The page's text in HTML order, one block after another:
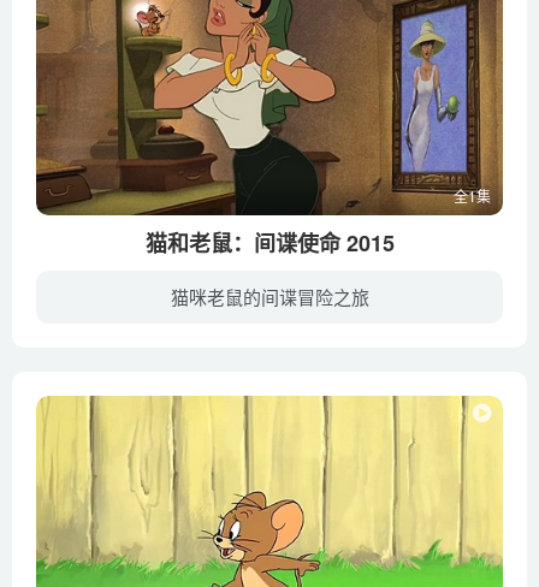
全1集
猫和老鼠：间谍使命 2015
猫咪老鼠的间谍冒险之旅